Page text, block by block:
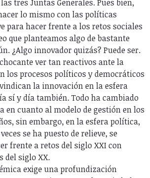
tres Juntas Generales. Pues bien,
lo mismo con las políticas
para hacer frente a los retos sociales
que planteamos algo de bastante
¿Algo innovador quizás? Puede ser.
ver tan reactivos ante la
los procesos políticos y democráticos
la innovación en la esfera
sí y día también. Todo ha cambiado
en cuanto al modelo de gestión en los
sin embargo, en la esfera política,
se ha puesto de relieve, se
frente a retos del siglo XXI con
del siglo XX.
exige una profundización